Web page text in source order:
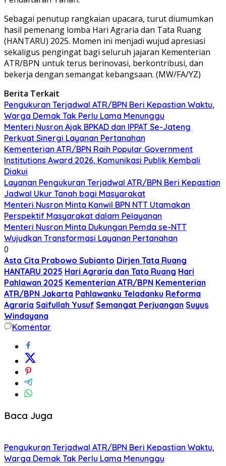
Sebagai penutup rangkaian upacara, turut diumumkan
hasil pemenang lomba Hari Agraria dan Tata Ruang
(HANTARU) 2025. Momen ini menjadi wujud apresiasi
sekaligus pengingat bagi seluruh jajaran Kementerian
ATR/BPN untuk terus berinovasi, berkontribusi, dan
bekerja dengan semangat kebangsaan. (MW/FA/YZ)
Berita Terkait
Pengukuran Terjadwal ATR/BPN Beri Kepastian Waktu,
Warga Demak Tak Perlu Lama Menunggu
Menteri Nusron Ajak BPKAD dan IPPAT Se-Jateng
Perkuat Sinergi Layanan Pertanahan
Kementerian ATR/BPN Raih Popular Government
Institutions Award 2026, Komunikasi Publik Kembali
Diakui
Layanan Pengukuran Terjadwal ATR/BPN Beri Kepastian
Jadwal Ukur Tanah bagi Masyarakat
Menteri Nusron Minta Kanwil BPN NTT Utamakan
Perspektif Masyarakat dalam Pelayanan
Menteri Nusron Minta Dukungan Pemda se-NTT
Wujudkan Transformasi Layanan Pertanahan
0
Asta Cita Prabowo Subianto Dirjen Tata Ruang
HANTARU 2025 Hari Agraria dan Tata Ruang Hari
Pahlawan 2025 Kementerian ATR/BPN Kementerian
ATR/BPN Jakarta Pahlawanku Teladanku Reforma
Agraria Saifullah Yusuf Semangat Perjuangan Suyus
Windayana
Komentar
Baca Juga
Pengukuran Terjadwal ATR/BPN Beri Kepastian Waktu,
Warga Demak Tak Perlu Lama Menunggu